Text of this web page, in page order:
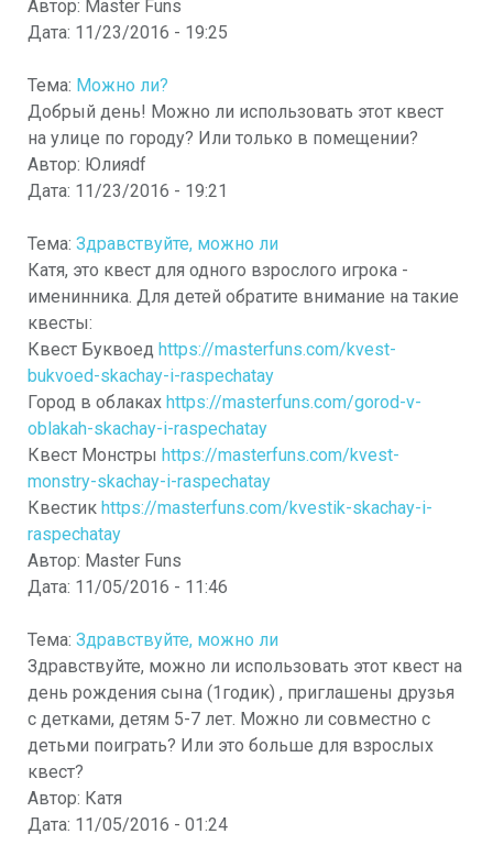
Автор: Master Funs
Дата: 11/23/2016 - 19:25
Тема: Можно ли?
Добрый день! Можно ли использовать этот квест
на улице по городу? Или только в помещении?
Автор: Юлияdf
Дата: 11/23/2016 - 19:21
Тема: Здравствуйте, можно ли
Катя, это квест для одного взрослого игрока -
именинника. Для детей обратите внимание на такие
квесты:
Квест Буквоед https://masterfuns.com/kvest-
bukvoed-skachay-i-raspechatay
Город в облаках https://masterfuns.com/gorod-v-
oblakah-skachay-i-raspechatay
Квест Монстры https://masterfuns.com/kvest-
monstry-skachay-i-raspechatay
Квестик https://masterfuns.com/kvestik-skachay-i-
raspechatay
Автор: Master Funs
Дата: 11/05/2016 - 11:46
Тема: Здравствуйте, можно ли
Здравствуйте, можно ли использовать этот квест на
день рождения сына (1годик) , приглашены друзья
с детками, детям 5-7 лет. Можно ли совместно с
детьми поиграть? Или это больше для взрослых
квест?
Автор: Катя
Дата: 11/05/2016 - 01:24